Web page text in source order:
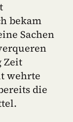
bekam
Sachen
Zeit
wehrte
die